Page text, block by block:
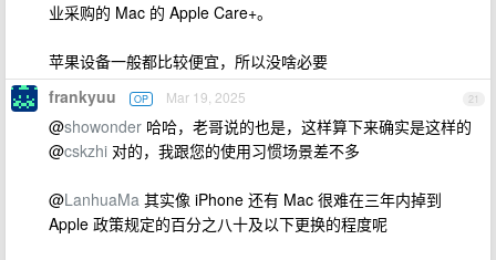
业采购的 Mac 的 Apple Care+。
苹果设备一般都比较便宜，所以没啥必要
21
frankyuu OP Mar 19, 2025
@showonder 哈哈，老哥说的也是，这样算下来确实是这样的
@cskzhi 对的，我跟您的使用习惯场景差不多
@LanhuaMa 其实像 iPhone 还有 Mac 很难在三年内掉到
Apple 政策规定的百分之八十及以下更换的程度呢